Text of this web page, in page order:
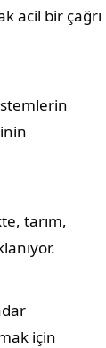
acil bir çağrı
tarım,
için